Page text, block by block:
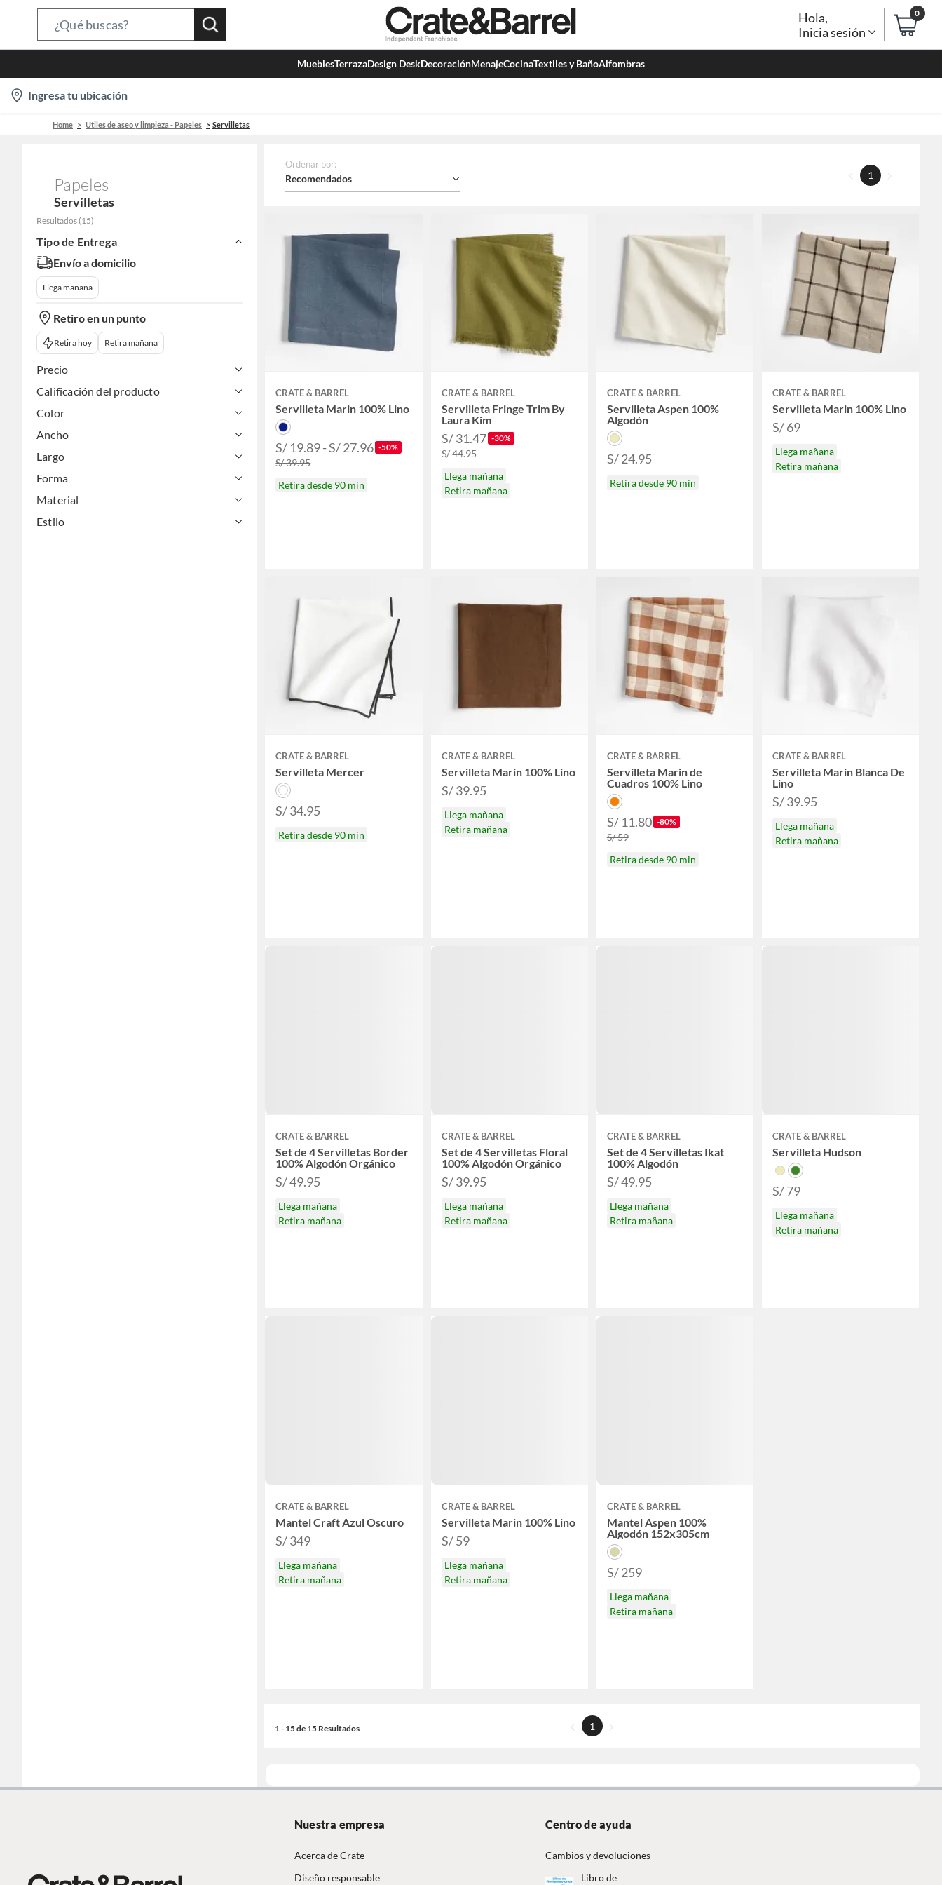
Bar
Hola,
Inicia sesión
0
MueblesTerrazaDesign DeskDecoraciónMenajeCocinaTextiles y BañoAlfombras
location-
icon
Ingresa tu ubicación
Home Utiles de aseo y limpieza - Papeles Servilletas
Papeles
Servilletas
Resultados (15)
Tipo de Entrega
Envío a domicilio
Llega mañana
Retiro en un punto
Retira hoy Retira mañana
Precio
Calificación del producto
Color
Ancho
Largo
Forma
Material
Estilo
Ordenar por:
Recomendados 1
CRATE & BARREL
Servilleta Marin 100% Lino
S/ 19.89 - S/ 27.96 -50%
S/ 39.95
Retira desde 90 min
CRATE & BARREL
Servilleta Fringe Trim By
Laura Kim
S/ 31.47 -30%
S/ 44.95
Llega mañana
Retira mañana
CRATE & BARREL
Servilleta Aspen 100%
Algodón
S/ 24.95
Retira desde 90 min
CRATE & BARREL
Servilleta Marin 100% Lino
S/ 69
Llega mañana
Retira mañana
CRATE & BARREL
Servilleta Mercer
S/ 34.95
Retira desde 90 min
CRATE & BARREL
Servilleta Marin 100% Lino
S/ 39.95
Llega mañana
Retira mañana
CRATE & BARREL
Servilleta Marin de
Cuadros 100% Lino
S/ 11.80 -80%
S/ 59
Retira desde 90 min
CRATE & BARREL
Servilleta Marin Blanca De
Lino
S/ 39.95
Llega mañana
Retira mañana
CRATE & BARREL
Set de 4 Servilletas Border
100% Algodón Orgánico
S/ 49.95
Llega mañana
Retira mañana
CRATE & BARREL
Set de 4 Servilletas Floral
100% Algodón Orgánico
S/ 39.95
Llega mañana
Retira mañana
CRATE & BARREL
Set de 4 Servilletas Ikat
100% Algodón
S/ 49.95
Llega mañana
Retira mañana
CRATE & BARREL
Servilleta Hudson
S/ 79
Llega mañana
Retira mañana
CRATE & BARREL
Mantel Craft Azul Oscuro
S/ 349
Llega mañana
Retira mañana
CRATE & BARREL
Servilleta Marin 100% Lino
S/ 59
Llega mañana
Retira mañana
CRATE & BARREL
Mantel Aspen 100%
Algodón 152x305cm
S/ 259
Llega mañana
Retira mañana
1 - 15 de 15 Resultados 1
Nuestra empresa
Acerca de Crate
Diseño responsable
Centro de ayuda
Cambios y devoluciones
Libro de